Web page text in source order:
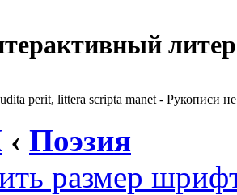
perit, littera scripta manet - Рукописи не
‹ Поэзия
размер